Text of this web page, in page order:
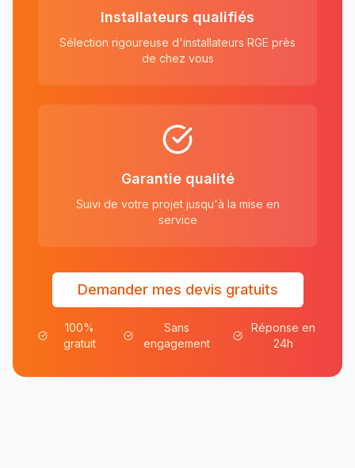
Installateurs qualifiés
Sélection rigoureuse d'installateurs RGE près
de chez vous
Garantie qualité
Suivi de votre projet jusqu'à la mise en
service
Demander mes devis gratuits
100%
gratuit
Sans
engagement
Réponse en
24h